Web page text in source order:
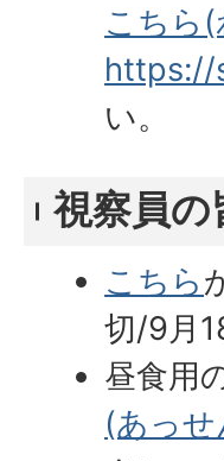
こちら
https://
い。
視察員の
こちら
切/9月
昼食用
(あっせ